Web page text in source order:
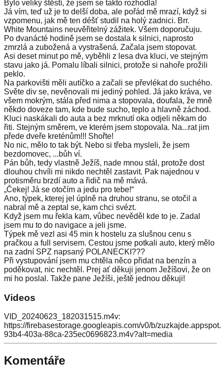
Bylo veliký štěstí, že jsem se takto rozhodla!
Já vím, teď už je to delší doba, ale pořád mě mrazí, když si
vzpomenu, jak mě ten déšť studil na holý zadnici. Brr.
White Mountains neuvěřitelný zážitek. Všem doporučuju.
Po dvanácté hodině jsem se dostala k silnici, naprosto
zmrzlá a zubožená a vystrašená. Začala jsem stopovat.
Asi deset minut po mě, vyběhli z lesa dva kluci, ve stejným
stavu jako já. Pomalu líbali silnici, protože si nahoře prožili
peklo.
Na parkovišti měli autíčko a začali se převlékat do suchého.
Světe div se, nevěnovali mi jediný pohled. Já jako kráva, ve
všem mokrým, stála před nima a stopovala, doufala, že mně
někdo doveze tam, kde bude sucho, teplo a hlavně záchod.
Kluci naskákali do auta a bez mrknutí oka odjeli někam do
řiti. Stejným směrem, ve kterém jsem stopovala. Na...rat jim
přede dveře kreténům!!! Shořte!
No nic, mělo to tak být. Nebo si třeba mysleli, že jsem
bezdomovec, ...bůh ví.
Pán bůh, tedy vlastně Ježíš, nade mnou stál, protože dost
dlouhou chvíli mi nikdo nechtěl zastavit. Pak najednou v
protisměru brzdí auto a řidič na mě mává.
„Čekej! Já se otočím a jedu pro tebe!“
Ano, týpek, kterej jel úplně na druhou stranu, se otočil a
nabral mě a zeptal se, kam chci svézt.
Když jsem mu řekla kam, vůbec nevěděl kde to je. Zadal
jsem mu to do navigace a jeli jsme.
Týpek mě vezl asi 45 min k hostelu za slušnou cenu s
pračkou a full servisem. Cestou jsme potkali auto, který mělo
na zadní SPZ napsaný POLANECKI???
Při vystupování jsem mu chtěla něco přidat na benzín a
poděkovat, nic nechtěl. Prej ať děkuji jenom Ježíšovi, že on
mi ho poslal. Takže pane Ježíši, ještě jednou děkuji!
Videos
VID_20240623_182031515.m4v:
https://firebasestorage.googleapis.com/v0/b/
93b4-403a-88ca-235ec0696823.m4v?alt=media
Komentáře